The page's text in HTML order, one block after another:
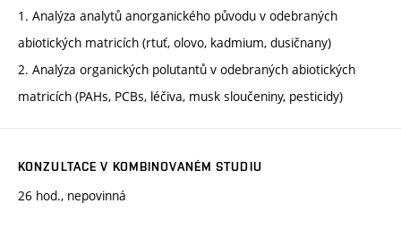
1. Analýza analytů anorganického původu v odebraných
abiotických matricích (rtuť, olovo, kadmium, dusičnany)
2. Analýza organických polutantů v odebraných abiotických
matricích (PAHs, PCBs, léčiva, musk sloučeniny, pesticidy)
KONZULTACE V KOMBINOVANÉM STUDIU
26 hod., nepovinná